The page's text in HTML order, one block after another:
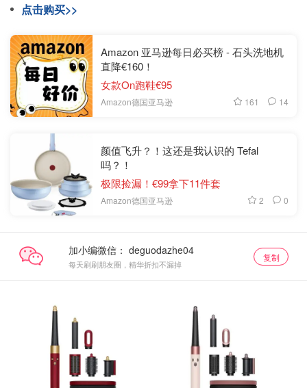
点击购买>>
Amazon 亚马逊每日必买榜 - 石头洗地机
直降€160！
女款On跑鞋€95
Amazon德国亚马逊 161 14
颜值飞升？！这还是我认识的 Tefal
吗？！
极限捡漏！€99拿下11件套
Amazon德国亚马逊 2 0
加小编微信：
每天刷刷朋友圈，精华折扣不漏掉
复制